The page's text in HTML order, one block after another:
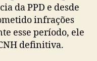
da PPD e desde
infrações
esse período, ele
definitiva.